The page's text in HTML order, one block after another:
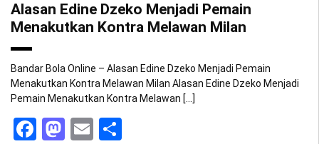
Alasan Edine Dzeko Menjadi Pemain
Menakutkan Kontra Melawan Milan
Bandar Bola Online – Alasan Edine Dzeko Menjadi Pemain
Menakutkan Kontra Melawan Milan Alasan Edine Dzeko Menjadi
Pemain Menakutkan Kontra Melawan […]
Facebook
Mastodon
Email